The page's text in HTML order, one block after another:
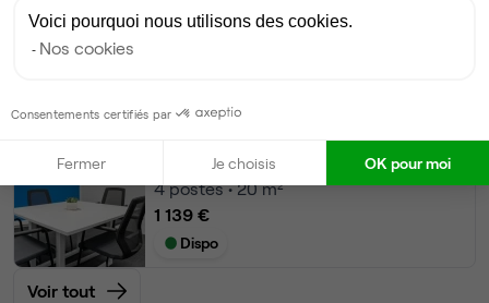
4postes • 20 m²
4postes • 20 m²
1 139 €
Dispo
Voir tout
Voici pourquoi nous utilisons des cookies.
Nos cookies
Consentements certifiés par
Fermer Je choisis OK pour moi